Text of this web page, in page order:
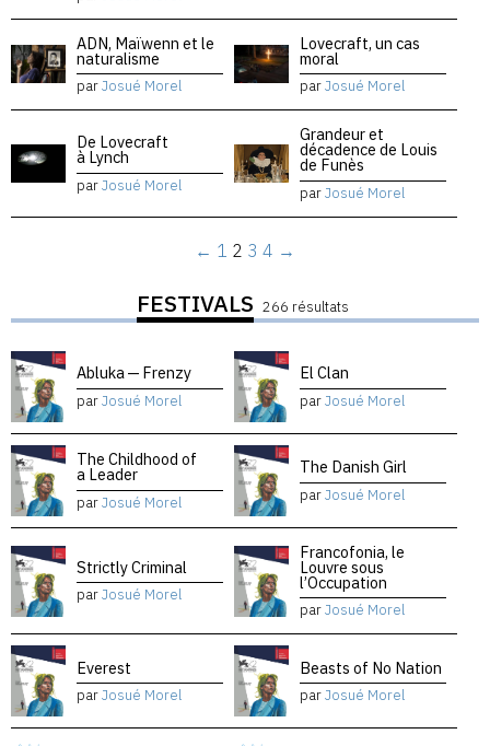
ADN, Maïwenn et le
naturalisme
parJosué Morel
Lovecraft, un cas
moral
parJosué Morel
De Lovecraft
à Lynch
parJosué Morel
Grandeur et
décadence de Louis
de Funès
parJosué Morel
← 1 2 3 4 →
FESTIVALS 266 résultats
Abluka — Frenzy
parJosué Morel
El Clan
parJosué Morel
The Childhood of
a Leader
parJosué Morel
The Danish Girl
parJosué Morel
Strictly Criminal
parJosué Morel
Francofonia, le
Louvre sous
l’Occupation
parJosué Morel
Everest
parJosué Morel
Beasts of No Nation
parJosué Morel